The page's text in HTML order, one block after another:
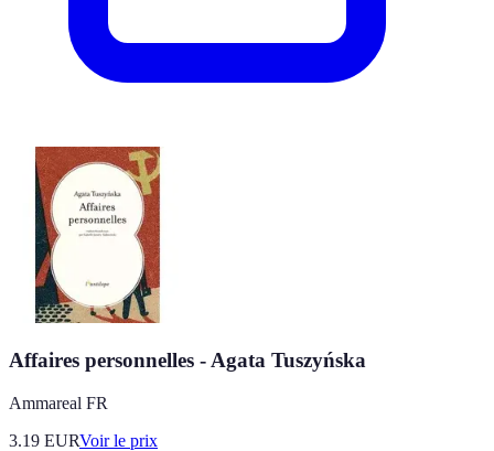
Affaires personnelles - Agata Tuszyńska
Ammareal FR
3.19 EURVoir le prix